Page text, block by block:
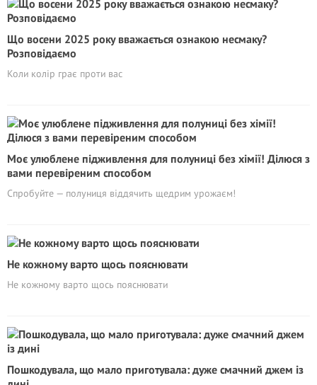
Що восени 2025 року вважається ознакою несмаку?
Розповідаємо
Коли колір грає проти вас
Моє улюблене підживлення для полуниці без хімії! Ділюся з
вами перевіреним способом
Спробуйте — полуниця віддячить щедрим урожаєм!
Не кожному варто щось пояснювати
Не кожному варто щось пояснювати
Пошкодувала, що мало приготувала: дуже смачний джем із